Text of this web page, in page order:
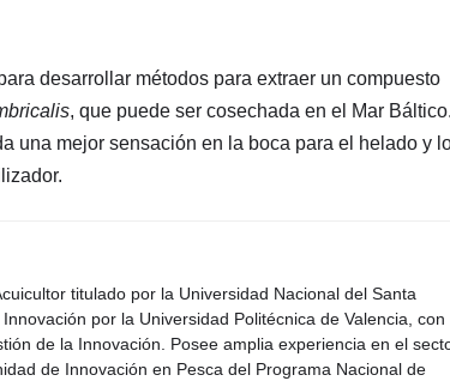
desarrollar métodos para extraer un compuesto
, que puede ser cosechada en el Mar
una mejor sensación en la boca para el helado y
titulado por la Universidad Nacional del Santa
por la Universidad Politécnica de Valencia, con
de la Innovación. Posee amplia experiencia en el
de Innovación en Pesca del Programa Nacional de